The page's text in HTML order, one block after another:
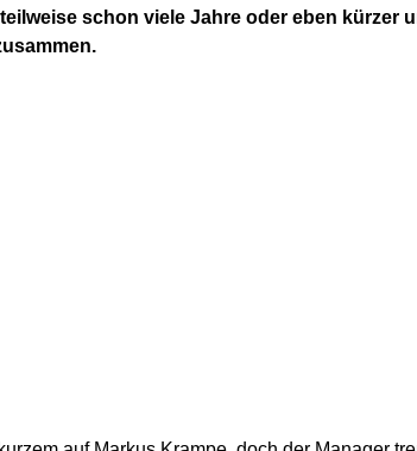
schon viele Jahre oder eben kürzer